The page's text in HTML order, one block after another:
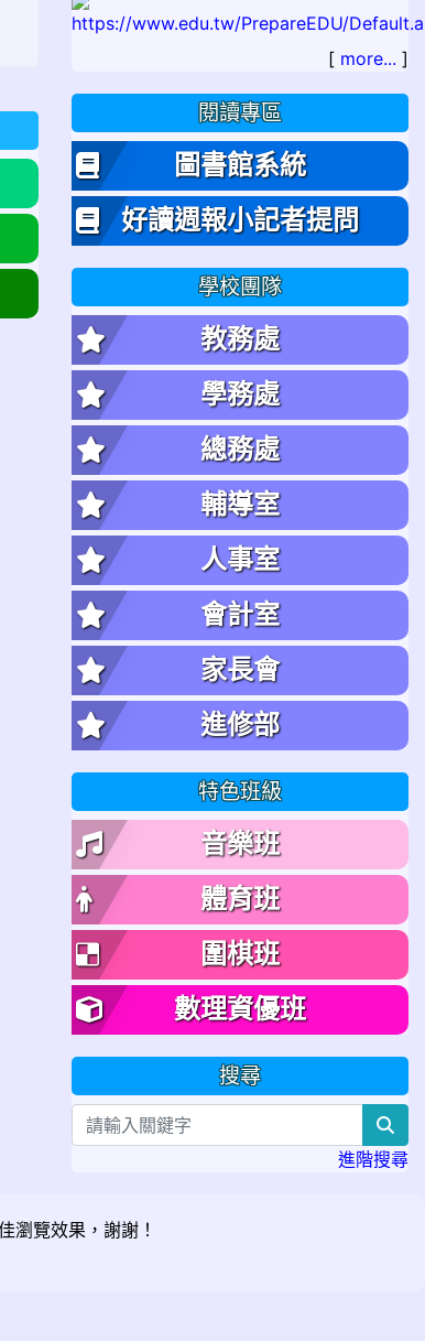
[ more... ]
閱讀專區
圖書館系統
好讀週報小記者提問
學校團隊
教務處
學務處
總務處
輔導室
人事室
會計室
家長會
進修部
特色班級
音樂班
體育班
圍棋班
數理資優班
搜尋
進階搜尋
瀏覽效果，謝謝！